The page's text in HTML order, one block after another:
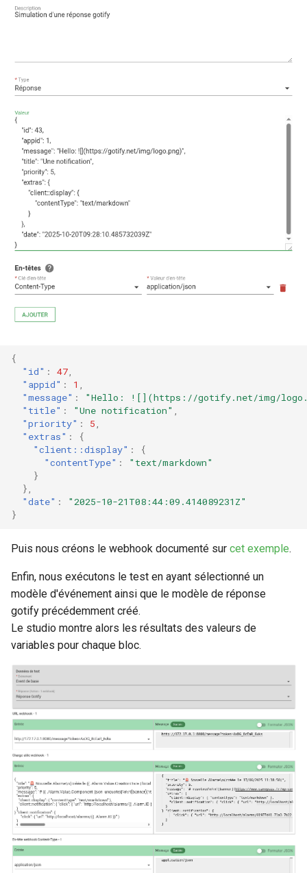
{
"id" : 47,
"appid" : 1 ,
"message" :
"Hello: ![](https://gotify.net/img/
"title" : "Une notification" ,
"priority" : 5,
"extras" :
{
"client::display" :
{
"contentType" :
"text/markdown"
}
},
"date" :
"2025-10-21T08:44:09.414089231Z"
}
Puis nous créons le webhook documenté sur cet exemple.
Enfin, nous exécutons le test en ayant sélectionné un
modèle d'événement ainsi que le modèle de réponse
gotify précédemment créé.
Le studio montre alors les résultats des valeurs de
variables pour chaque bloc.